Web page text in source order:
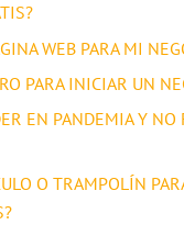
WEB PARA MI
PARA INICIAR UN
EN PANDEMIA Y NO
O TRAMPOLÍN